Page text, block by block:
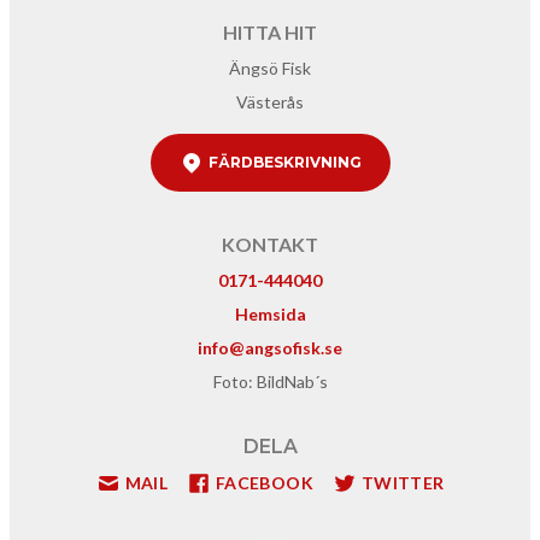
HITTA HIT
Ängsö Fisk
Västerås
FÄRDBESKRIVNING
KONTAKT
0171-444040
Hemsida
info@angsofisk.se
Foto: BildNab´s
DELA
MAIL FACEBOOK TWITTER